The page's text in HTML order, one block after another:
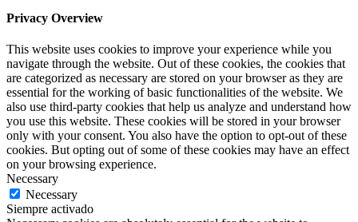
Privacy Overview
This website uses cookies to improve your experience while you
navigate through the website. Out of these cookies, the cookies that
are categorized as necessary are stored on your browser as they are
essential for the working of basic functionalities of the website. We
also use third-party cookies that help us analyze and understand how
you use this website. These cookies will be stored in your browser
only with your consent. You also have the option to opt-out of these
cookies. But opting out of some of these cookies may have an effect
on your browsing experience.
Necessary
Necessary
Siempre activado